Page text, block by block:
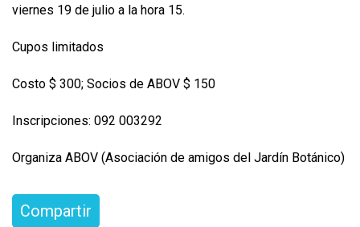
viernes 19 de julio a la hora 15.
Cupos limitados
Costo $ 300; Socios de ABOV $ 150
Inscripciones: 092 003292
Organiza ABOV (Asociación de amigos del Jardín Botánico)
Compartir